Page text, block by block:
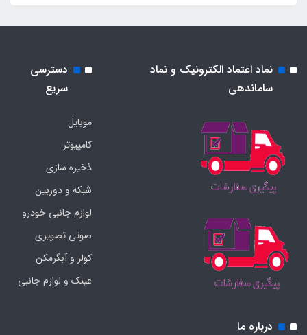
نماد اعتماد الکترونیک و نماد
ساماندهی
دسترسی
سریع
موبایل
کامپیوتر
ذخیره سازی
شبکه و دوربین
لوازم جانبی خودرو
صوتی تصویری
کولر و آبگرمکن
عینک و لوازم جانبی
درباره ما